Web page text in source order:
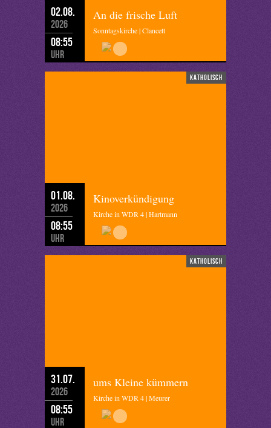
02.08.
2026
08:55
Uhr
An die frische Luft
Sonntagskirche | Clancett
katholisch
01.08.
2026
08:55
Uhr
Kinoverkündigung
Kirche in WDR 4 | Hartmann
katholisch
31.07.
2026
08:55
Uhr
ums Kleine kümmern
Kirche in WDR 4 | Meurer